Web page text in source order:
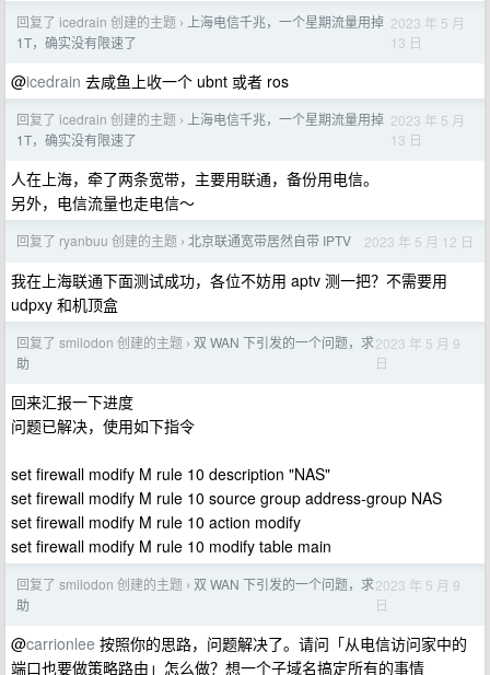
回复了 icedrain 创建的主题 ›
上海电信千兆，一个星期流量用掉
1T，确实没有限速了
2023 年 5 月
13 日
@icedrain 去咸鱼上收一个 ubnt 或者 ros
回复了 icedrain 创建的主题 ›
上海电信千兆，一个星期流量用掉
1T，确实没有限速了
2023 年 5 月
13 日
人在上海，牵了两条宽带，主要用联通，备份用电信。
另外，电信流量也走电信～
回复了 ryanbuu 创建的主题 › 北京联通宽带居然自带 IPTV 2023 年 5 月 12 日
我在上海联通下面测试成功，各位不妨用 aptv 测一把？不需要用
udpxy 和机顶盒
回复了 smilodon 创建的主题 › 双 WAN 下引发的一个问题，求
助
2023 年 5 月 9
日
回来汇报一下进度
问题已解决，使用如下指令
set firewall modify M rule 10 description "NAS"
set firewall modify M rule 10 source group address-group NAS
set firewall modify M rule 10 action modify
set firewall modify M rule 10 modify table main
回复了 smilodon 创建的主题 › 双 WAN 下引发的一个问题，求
助
2023 年 5 月 9
日
@carrionlee 按照你的思路，问题解决了。请问「从电信访问家中的
端口也要做策略路由」怎么做？想一个子域名搞定所有的事情